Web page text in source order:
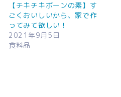
【チキチキボーンの素】す
ごくおいしいから、家で作
ってみて欲しい！
2021年9月5日
食料品